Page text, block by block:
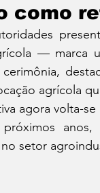
como
— marca
agrícola
agora volta-
setor